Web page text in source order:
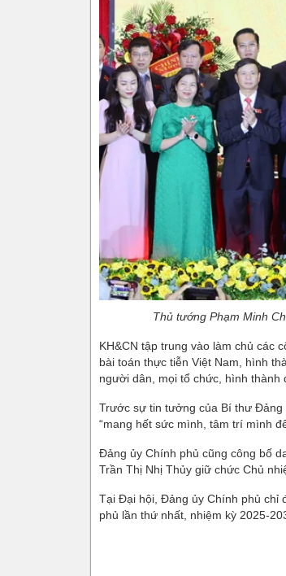
Thủ tướng Phạm Minh
KH&CN tập trung vào làm chủ các
bài toán thực tiễn Việt Nam, hình
người dân, mọi tổ chức, hình thành
Trước sự tin tưởng của Bí thư Đảng
“mang hết sức mình, tâm trí mình
Đảng ủy Chính phủ cũng công bố
Trần Thị Nhị Thủy giữ chức Chủ
Tại Đại hội, Đảng ủy Chính phủ chỉ
phủ lần thứ nhất, nhiệm kỳ 2025-